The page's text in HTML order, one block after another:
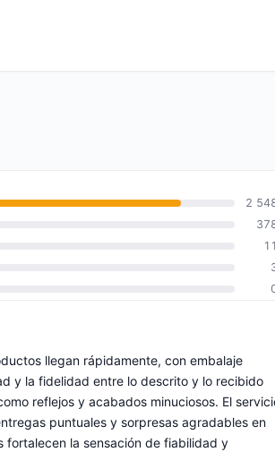
2
11
llegan rápidamente, con embalaje
y la fidelidad entre lo descrito y lo recibido
reflejos y acabados minuciosos. El
puntuales y sorpresas agradables en
fortalecen la sensación de fiabilidad y